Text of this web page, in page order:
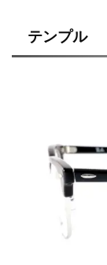
テンプル